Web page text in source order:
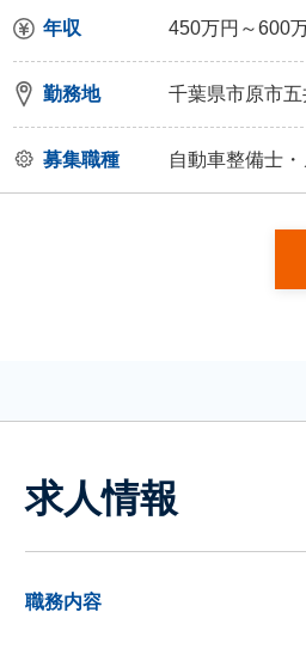
年収 450万円～600
勤務地 千葉県市原市
募集職種 自動車整備士
求人情報
職務内容